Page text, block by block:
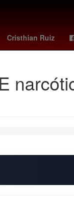
Cristhian Ruiz
Dólar